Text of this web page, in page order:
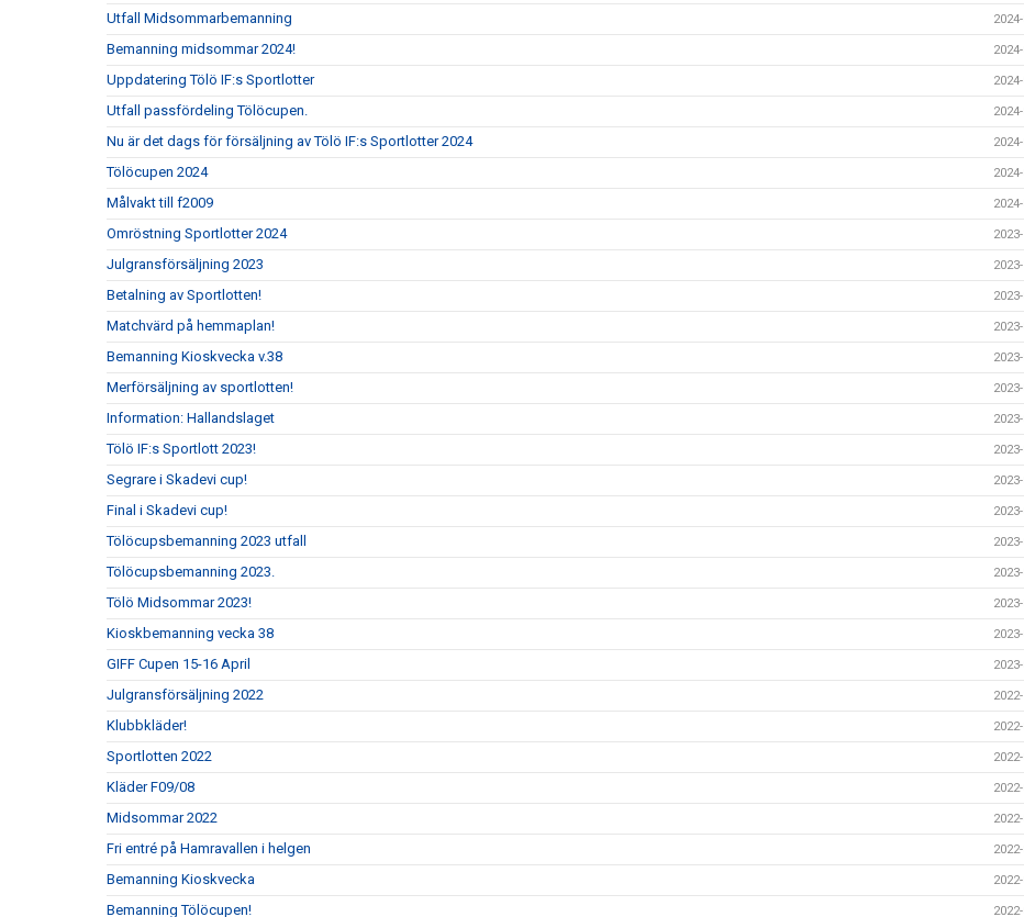
Utfall Midsommarbemanning
Bemanning midsommar 2024!
Uppdatering Tölö IF:s Sportlotter
Utfall passfördeling Tölöcupen.
Nu är det dags för försäljning av Tölö IF:s Sportlotter 2024
Tölöcupen 2024
Målvakt till f2009
Omröstning Sportlotter 2024
Julgransförsäljning 2023
Betalning av Sportlotten!
Matchvärd på hemmaplan!
Bemanning Kioskvecka v.38
Merförsäljning av sportlotten!
Information: Hallandslaget
Tölö IF:s Sportlott 2023!
Segrare i Skadevi cup!
Final i Skadevi cup!
Tölöcupsbemanning 2023 utfall
Tölöcupsbemanning 2023.
Tölö Midsommar 2023!
Kioskbemanning vecka 38
GIFF Cupen 15-16 April
Julgransförsäljning 2022
Klubbkläder!
Sportlotten 2022
Kläder F09/08
Midsommar 2022
Fri entré på Hamravallen i helgen
Bemanning Kioskvecka
Bemanning Tölöcupen!